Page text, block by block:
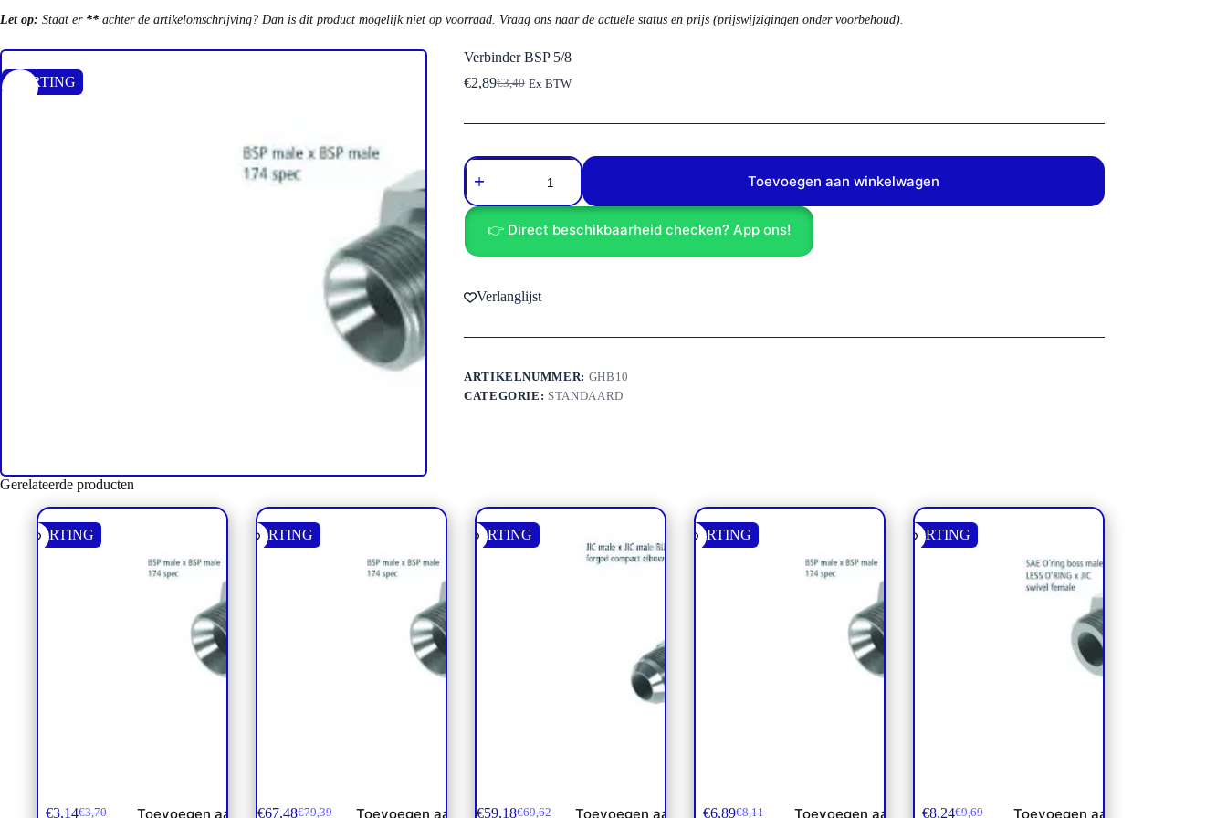
Let op: Staat er ** achter de artikelomschrijving? Dan is dit product mogelijk niet op voorraad. Vraag ons naar de actuele status en prijs (prijswijzigingen onder voorbehoud).
KORTING
Verbinder BSP 5/8
€3,40
Oorspronkelijke
was:
€2,89Huidige
is:
Ex BTW
Verbinder
BSP
5/8
aantal
Toevoegen aan winkelwagen
👉 Direct beschikbaarheid checken? App ons!
Verlanglijst
ARTIKELNUMMER: GHB10
CATEGORIE: STANDAARD
Gerelateerde producten
KORTING
€3,70
€3,14 Toevoegen aan
KORTING
€79,39
€67,48 Toevoegen aan
KORTING
€69,62
€59,18 Toevoegen aan
KORTING
€8,11
€6,89 Toevoegen aan
KORTING
€9,69
€8,24 Toevoegen aan